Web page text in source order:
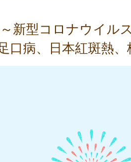
新型コロナウイル
口病、日本紅斑熱